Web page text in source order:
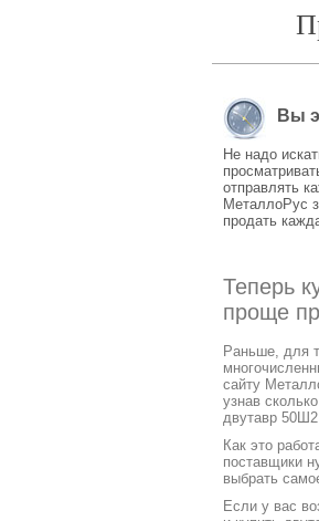
Вы
Не надо
отправлять
МеталлоРус
продать
Теперь
проще
Раньше, для
сайту
узнав
двутавр
Как это
поставщики
выбрать
Если у вас